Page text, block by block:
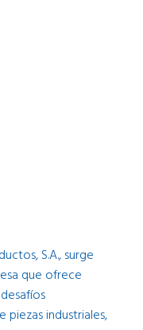
S.A., surge
que ofrece
piezas industriales,